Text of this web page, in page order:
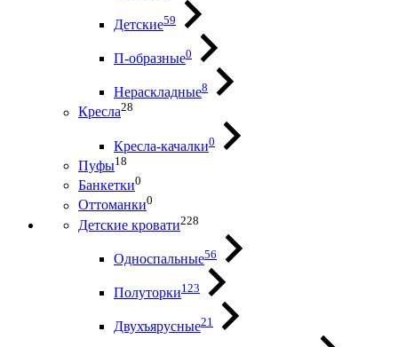
Детские59
П-образные0
Нераскладные8
Кресла28
Кресла-качалки0
Пуфы18
Банкетки0
Оттоманки0
Детские кровати228
Односпальные56
Полуторки123
Двухъярусные21